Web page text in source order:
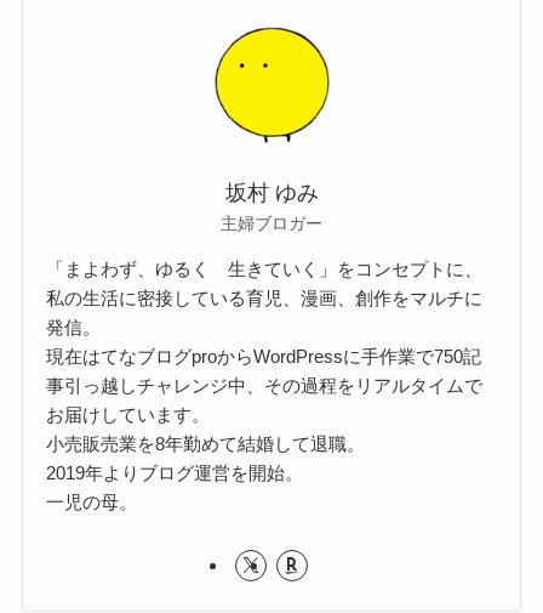
坂村 ゆみ
主婦ブロガー
「まよわず、ゆるく 生きていく」をコンセプトに、
私の生活に密接している育児、漫画、創作をマルチに
発信。
現在はてなブログproからWordPressに手作業で750記
事引っ越しチャレンジ中、その過程をリアルタイムで
お届けしています。
小売販売業を8年勤めて結婚して退職。
2019年よりブログ運営を開始。
一児の母。